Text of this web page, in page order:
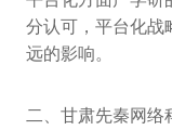
分认可，平台化战
远的影响。
二、甘肃先秦网络